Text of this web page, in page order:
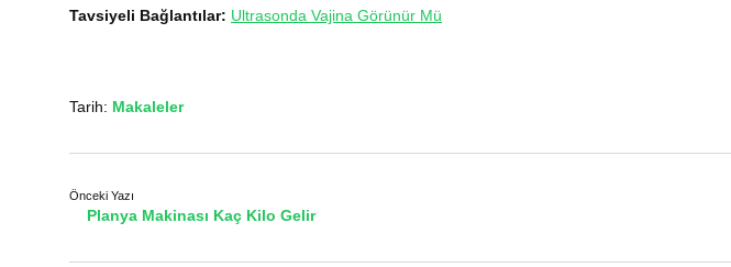
Tavsiyeli Bağlantılar: Ultrasonda Vajina Görünür Mü
Tarih: Makaleler
Önceki Yazı
Planya Makinası Kaç Kilo Gelir